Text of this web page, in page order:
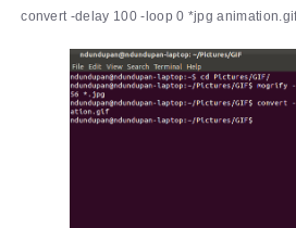
convert -delay 100 -loop 0 *jpg